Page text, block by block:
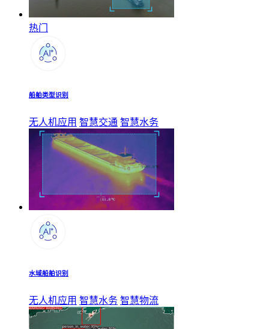
热门
船舶类型识别
无人机应用 智慧交通 智慧水务
水域船舶识别
无人机应用 智慧水务 智慧物流